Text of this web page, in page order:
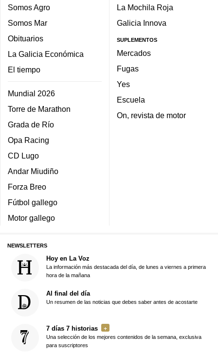
Somos Agro
Somos Mar
Obituarios
La Galicia Económica
El tiempo
Mundial 2026
Torre de Marathon
Grada de Río
Opa Racing
CD Lugo
Andar Miudiño
Forza Breo
Fútbol gallego
Motor gallego
La Mochila Roja
Galicia Innova
SUPLEMENTOS
Mercados
Fugas
Yes
Escuela
On, revista de motor
NEWSLETTERS
Hoy en La Voz
La información más destacada del día, de lunes a viernes a primera
hora de la mañana
Al final del día
Un resumen de las noticias que debes saber antes de acostarte
7 días 7 historias
Una selección de los mejores contenidos de la semana, exclusiva
para suscriptores